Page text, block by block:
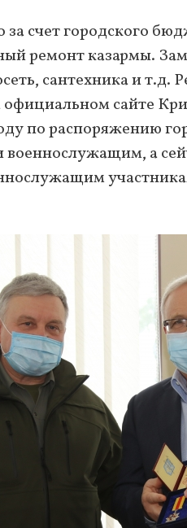
счет городского
ремонт казармы.
сантехника и
официальном сайте
по распоряжению
а